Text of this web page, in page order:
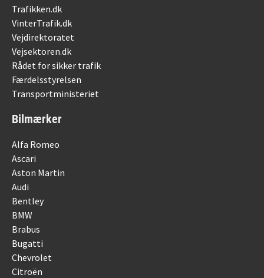
Trafikken.dk
VinterTrafik.dk
Vejdirektoratet
Vejsektoren.dk
Rådet for sikker trafik
Færdelsstyrelsen
Transportministeriet
Bilmærker
Alfa Romeo
Ascari
Aston Martin
Audi
Bentley
BMW
Brabus
Bugatti
Chevrolet
Citroën